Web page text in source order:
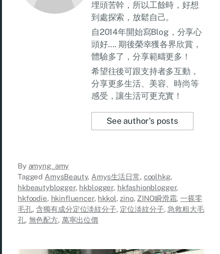
埋頭苦幹，所以工餘時，好想
到處探索，放鬆自己。
自2014年開始寫Blog，分享心
頭好…. 期後榮幸獲各界欣賞，
體驗多了，分享範疇更多！
希望往後可跟支持者多互動，
分享更多生活、美容、時尚等
感受，讓生活可更充實！
See author's posts
By amyng_amy
Tagged AmysBeauty, Amys生活日常, coolhkg,
hkbeautyblogger, hkblogger, hkfashionblogger,
hkfoodie, hkinfluencer, hkkol,zino, ZINO瞬滑霜,一搽零
毛孔,含獨有成分定位淡紋分子, 定位淡紋分子, 急救粗大毛
孔, 無色配方, 萬寧出位價